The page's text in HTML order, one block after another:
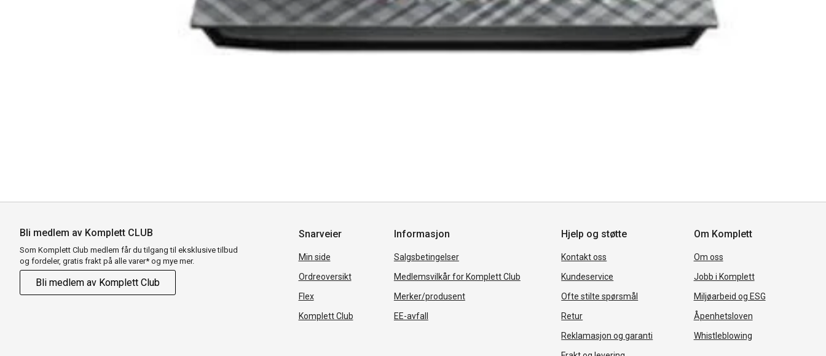
Bli medlem av Komplett CLUB
Som Komplett Club medlem får du tilgang til eksklusive tilbud
og fordeler, gratis frakt på alle varer* og mye mer.
Bli medlem av Komplett Club
Snarveier
Min side
Ordreoversikt
Flex
Komplett Club
Informasjon
Salgsbetingelser
Medlemsvilkår for Komplett Club
Merker/produsent
EE-avfall
Hjelp og støtte
Kontakt oss
Kundeservice
Ofte stilte spørsmål
Retur
Reklamasjon og garanti
Om Komplett
Om oss
Jobb i Komplett
Miljøarbeid og ESG
Åpenhetsloven
Whistleblowing